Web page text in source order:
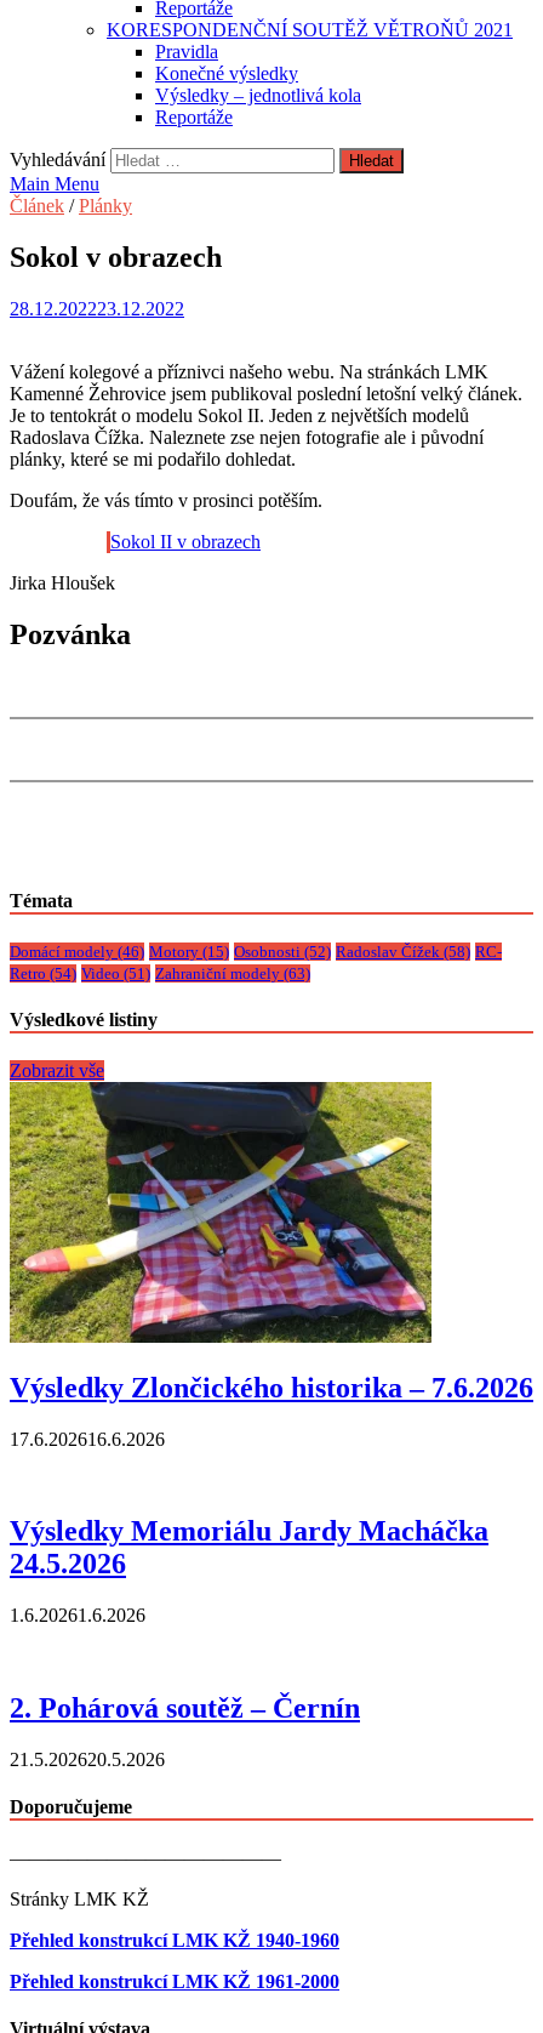
Reportáže
KORESPONDENČNÍ SOUTĚŽ VĚTROŇŮ 2021
Pravidla
Konečné výsledky
Výsledky – jednotlivá kola
Reportáže
Vyhledávání
Main Menu
Článek /Plánky
Sokol v obrazech
28.12.202223.12.2022
Vážení kolegové a příznivci našeho webu. Na stránkách LMK
Kamenné Žehrovice jsem publikoval poslední letošní velký článek.
Je to tentokrát o modelu Sokol II. Jeden z největších modelů
Radoslava Čížka. Naleznete zse nejen fotografie ale i původní
plánky, které se mi podařilo dohledat.
Doufám, že vás tímto v prosinci potěším.
Sokol II v obrazech
Jirka Hloušek
Pozvánka
Témata
Domácí modely (46) Motory (15) Osobnosti (52) Radoslav Čížek (58) RC-
Retro (54) Video (51) Zahraniční modely (63)
Výsledkové listiny
Zobrazit vše
Výsledky Zlončického historika – 7.6.2026
17.6.202616.6.2026
Výsledky Memoriálu Jardy Macháčka
24.5.2026
1.6.20261.6.2026
2. Pohárová soutěž – Černín
21.5.202620.5.2026
Doporučujeme
——————————————
Stránky LMK KŽ
Přehled konstrukcí LMK KŽ 1940-1960
Přehled konstrukcí LMK KŽ 1961-2000
Virtuální výstava